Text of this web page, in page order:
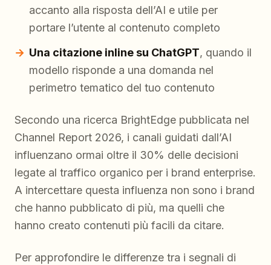
accanto alla risposta dell’AI e utile per
portare l’utente al contenuto completo
Una citazione inline su ChatGPT, quando il
modello risponde a una domanda nel
perimetro tematico del tuo contenuto
Secondo una ricerca BrightEdge pubblicata nel
Channel Report 2026, i canali guidati dall’AI
influenzano ormai oltre il 30% delle decisioni
legate al traffico organico per i brand enterprise.
A intercettare questa influenza non sono i brand
che hanno pubblicato di più, ma quelli che
hanno creato contenuti più facili da citare.
Per approfondire le differenze tra i segnali di